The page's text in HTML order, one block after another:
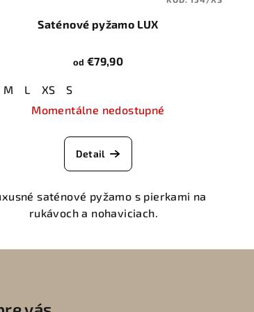
Saténové pyžamo LUX
od €79,90
M L XS
S
Momentálne nedostupné
Detail
saténové pyžamo s pierkami na
rukávoch a nohaviciach.